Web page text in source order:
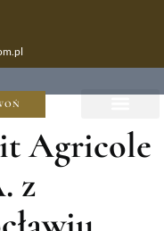
Agricole
z